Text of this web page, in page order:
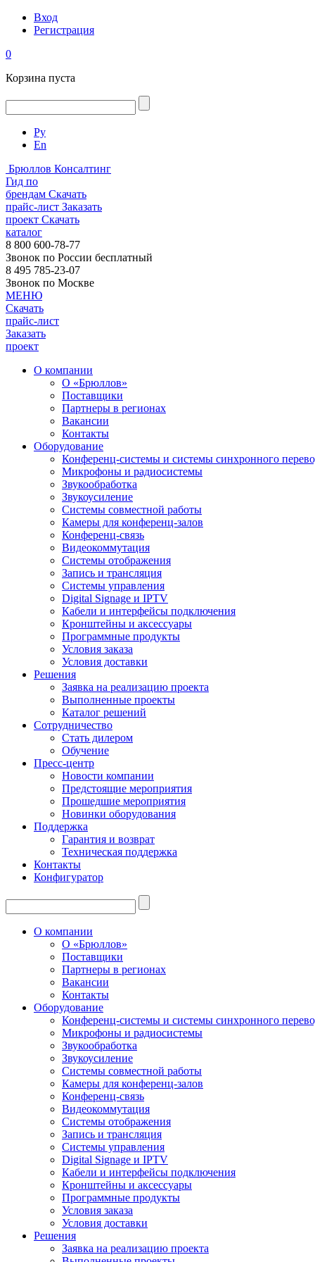
Вход
Регистрация
0
Корзина пуста
Ру
En
Брюллов Консалтинг
Гид по
брендам Скачать
прайс-лист Заказать
проект Скачать
каталог
8 800 600-78-77
Звонок по России бесплатный
8 495 785-23-07
Звонок по Москве
МЕНЮ
Скачать
прайс-лист
Заказать
проект
О компании
О «Брюллов»
Поставщики
Партнеры в регионах
Вакансии
Контакты
Оборудование
Конференц-системы и системы синхронного
Микрофоны и радиосистемы
Звукообработка
Звукоусиление
Системы совместной работы
Камеры для конференц-залов
Конференц-связь
Видеокоммутация
Системы отображения
Запись и трансляция
Системы управления
Digital Signage и IPTV
Кабели и интерфейсы подключения
Кронштейны и аксессуары
Программные продукты
Условия заказа
Условия доставки
Решения
Заявка на реализацию проекта
Выполненные проекты
Каталог решений
Сотрудничество
Стать дилером
Обучение
Пресс-центр
Новости компании
Предстоящие мероприятия
Прошедшие мероприятия
Новинки оборудования
Поддержка
Гарантия и возврат
Техническая поддержка
Контакты
Конфигуратор
О компании
О «Брюллов»
Поставщики
Партнеры в регионах
Вакансии
Контакты
Оборудование
Конференц-системы и системы синхронного
Микрофоны и радиосистемы
Звукообработка
Звукоусиление
Системы совместной работы
Камеры для конференц-залов
Конференц-связь
Видеокоммутация
Системы отображения
Запись и трансляция
Системы управления
Digital Signage и IPTV
Кабели и интерфейсы подключения
Кронштейны и аксессуары
Программные продукты
Условия заказа
Условия доставки
Решения
Заявка на реализацию проекта